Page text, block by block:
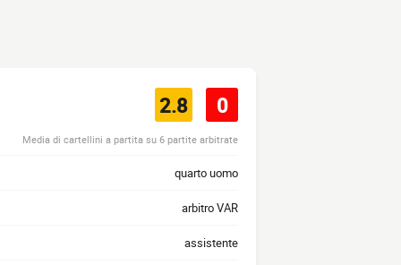
2.8 0
Media di cartellini a partita su 6 partite arbitrate
quarto uomo
arbitro VAR
assistente